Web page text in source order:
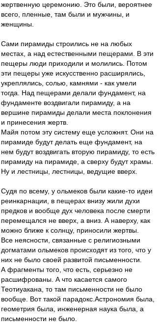
жертвенную церемонию. Это были, вероятнее
всего, пленные, там были и мужчины, и
женщины.
Сами пирамиды строились не на любых
местах, а над естественными пещерами. В эти
пещеры люди приходили и молились. Потом
эти пещеры уже искусственно расширялись,
укреплялись, солью, камнями - как умели
тогда. Над пещерами делали фундамент, на
фундаменте воздвигали пирамиду, а на
вершине пирамиды делали места поклонения
и принесения жертв.
Майя потом эту систему еще усложнят. Они на
пирамиде будут делать еще фундамент, на
нем будут воздвигать вторую пирамиду, то есть
пирамиду на пирамиде, а сверху будут храмы.
Ну и лестницы, лестницы, ведущие вверх.
Судя по всему, у ольмеков были какие-то идеи
реинкарнации, в пещерах внизу жили духи
предков и вообще дух человека после смерти
перемещался не вверх, а вниз. А наверху, как
можно ближе к солнцу, приносили жертвы.
Все неясности, связанные с религиозными
догматами ольмеков происходят из того, что у
них не было своей развитой письменности.
А фрагменты того, что есть, серьезно не
расшифрованы. А что касается самого
Теотиуакана, то там письменности не было
вообще. Вот такой парадокс.Астрономия была,
геометрия была, инженерная наука была, а
письменности не было.